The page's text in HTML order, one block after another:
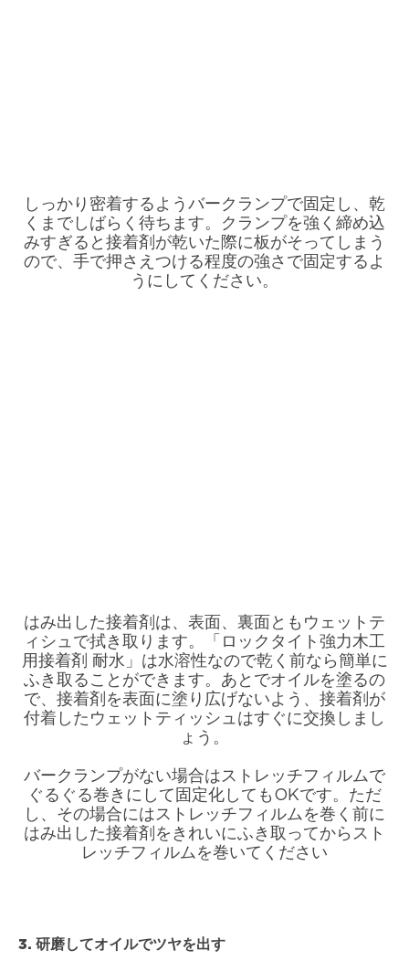
しっかり密着するようバークランプで固定し、乾
くまでしばらく待ちます。クランプを強く締め込
みすぎると接着剤が乾いた際に板がそってしまう
ので、手で押さえつける程度の強さで固定するよ
うにしてください。
はみ出した接着剤は、表面、裏面ともウェットテ
ィシュで拭き取ります。「ロックタイト強力木工
用接着剤 耐水」は水溶性なので乾く前なら簡単に
ふき取ることができます。あとでオイルを塗るの
で、接着剤を表面に塗り広げないよう、接着剤が
付着したウェットティッシュはすぐに交換しまし
ょう。
バークランプがない場合はストレッチフィルムで
ぐるぐる巻きにして固定化してもOKです。ただ
し、その場合にはストレッチフィルムを巻く前に
はみ出した接着剤をきれいにふき取ってからスト
レッチフィルムを巻いてください
3. 研磨してオイルでツヤを出す